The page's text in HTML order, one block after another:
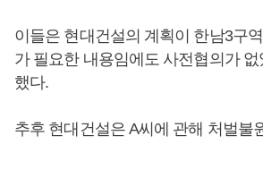
이들은 현대건설의 계획이 한남3구
가 필요한 내용임에도 사전협의가
했다.
추후 현대건설은 A씨에 관해 처벌불